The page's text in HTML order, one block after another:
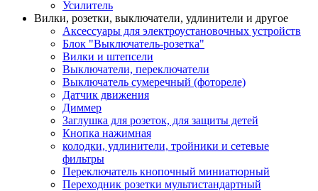
Усилитель
Вилки, розетки, выключатели, удлинители и другое
Аксессуары для электроустановочных устройств
Блок "Выключатель-розетка"
Вилки и штепсели
Выключатели, переключатели
Выключатель сумеречный (фотореле)
Датчик движения
Диммер
Заглушка для розеток, для защиты детей
Кнопка нажимная
колодки, удлинители, тройники и сетевые
фильтры
Переключатель кнопочный миниатюрный
Переходник розетки мультистандартный